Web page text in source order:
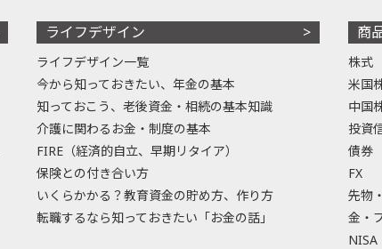
ライフデザイン
ライフデザイン一覧
今から知っておきたい、年金の基本
知っておこう、老後資金・相続の基本知識
介護に関わるお金・制度の基本
FIRE（経済的自立、早期リタイア）
保険との付き合い方
いくらかかる？教育資金の貯め方、作り方
転職するなら知っておきたい「お金の話」
商
株式
米国
中国
投資
債券
FX
先物
金・
NISA